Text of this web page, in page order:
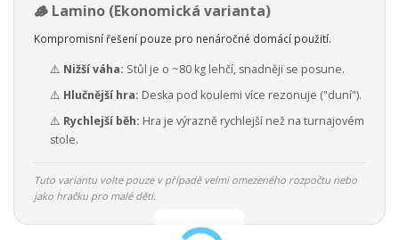
🪵 Lamino (Ekonomická varianta)
Kompromisní řešení pouze pro nenáročné domácí použití.
⚠️ Nižší váha: Stůl je o ~80 kg lehčí, snadněji se posune.
⚠️ Hlučnější hra: Deska pod koulemi více rezonuje ("duní").
⚠️ Rychlejší běh: Hra je výrazně rychlejší než na turnajovém
stole.
Tuto variantu volte pouze v případě velmi omezeného rozpočtu nebo
jako hračku pro malé děti.